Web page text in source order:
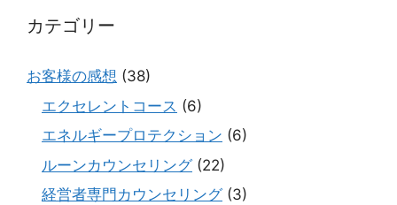
カテゴリー
お客様の感想 (38)
エクセレントコース (6)
エネルギープロテクション (6)
ルーンカウンセリング(22)
経営者専門カウンセリング(3)